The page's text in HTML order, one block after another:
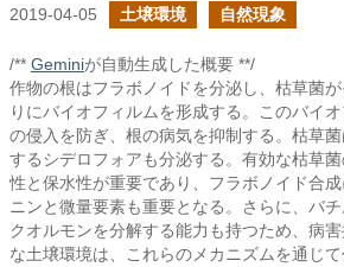
2019-04-05 土壌環境 自然現象
/** Geminiが自動生成した概要 **/
作物の根はフラボノイドを分泌し、枯草菌
りにバイオフィルムを形成する。このバイ
の侵入を防ぎ、根の病気を抑制する。枯草
するシデロフォアも分泌する。有効な枯草
性と保水性が重要であり、フラボノイド合
ニンと微量要素も重要となる。さらに、バ
クオルモンを分解する能力も持つため、病
な土壌環境は、これらのメカニズムを通じ